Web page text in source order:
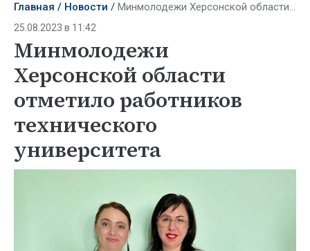
Главная Новости Минмолодежи Херсонской области отметило работников технического университета
25.08.2023 в 11:42
Минмолодежи
Херсонской области
отметило работников
технического
университета